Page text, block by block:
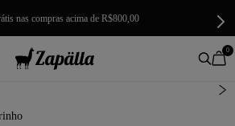
nas compras acima de R$800,00
0